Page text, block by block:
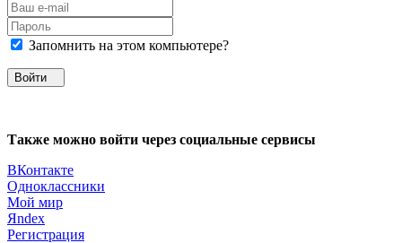
Запомнить на этом компьютере?
Войти
Также можно войти через социальные сервисы
ВКонтакте
Одноклассники
Мой мир
Яndex
Регистрация